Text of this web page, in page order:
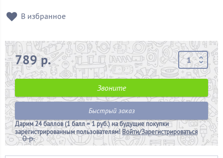
В избранное
789 р.
0 р.
Звоните
Быстрый заказ
Дарим24 баллов (1 балл = 1 руб.)на будущие покупки
зарегистрированным пользователям!Войти/Зарегистрироваться